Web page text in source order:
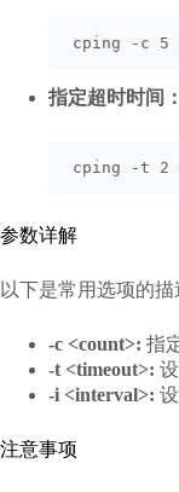
cping -c 5
指定超时时间：
cping -t 2
参数详解
以下是常用选项的描
-c <count>: 指
-t <timeout>:
-i <interval>:
注意事项